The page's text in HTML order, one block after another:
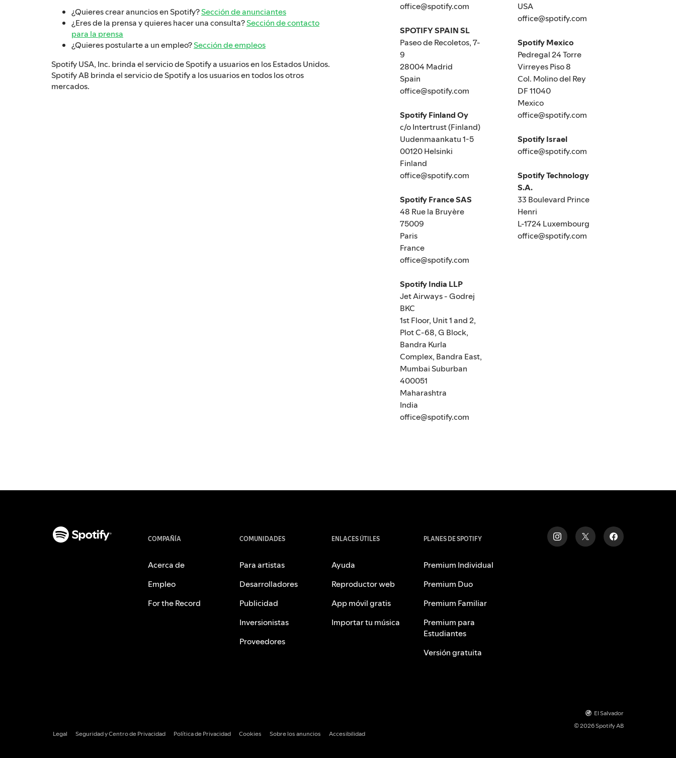
¿Quieres crear anuncios en Spotify?Sección de anunciantes
¿Eres de la prensa y quieres hacer una consulta?Sección de contacto
para la prensa
¿Quieres postularte a un empleo?Sección de empleos
Spotify USA, Inc. brinda el servicio de Spotify a usuarios en los Estados Unidos.
Spotify AB brinda el servicio de Spotify a los usuarios en todos los otros
mercados.
office@spotify.com
SPOTIFY SPAIN SL
Paseo de Recoletos, 7-
9
28004 Madrid
Spain
office@spotify.com
Spotify Finland Oy
c/o Intertrust (Finland)
Uudenmaankatu 1-5
00120 Helsinki
Finland
office@spotify.com
Spotify France SAS
48 Rue la Bruyère
75009
Paris
France
office@spotify.com
Spotify India LLP
Jet Airways - Godrej
BKC
1st Floor, Unit 1 and 2,
Plot C-68, G Block,
Bandra Kurla
Complex, Bandra East,
Mumbai Suburban
400051
Maharashtra
India
office@spotify.com
USA
office@spotify.com
Spotify Mexico
Pedregal 24 Torre
Virreyes Piso 8
Col. Molino del Rey
DF 11040
Mexico
office@spotify.com
Spotify Israel
office@spotify.com
Spotify Technology
S.A.
33 Boulevard Prince
Henri
L-1724 Luxembourg
office@spotify.com
COMPAÑÍA
Acerca de
Empleo
For the Record
COMUNIDADES
Para artistas
Desarrolladores
Publicidad
Inversionistas
Proveedores
ENLACES ÚTILES
Ayuda
Reproductor web
App móvil gratis
Importar tu música
PLANES DE SPOTIFY
Premium Individual
Premium Duo
Premium Familiar
Premium para
Estudiantes
Versión gratuita
Legal Seguridad y Centro de Privacidad Política de Privacidad Cookies Sobre los anuncios Accesibilidad
El Salvador
© 2026 Spotify AB